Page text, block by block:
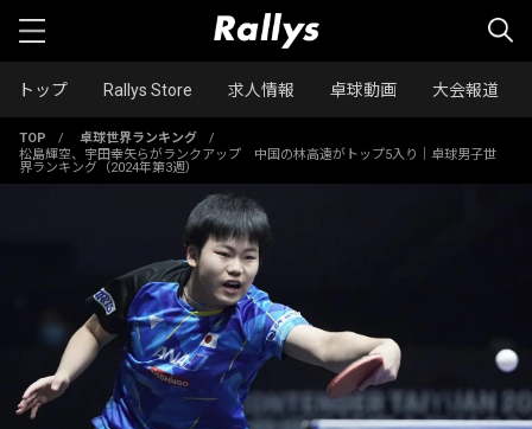
トップ Rallys Store 求人情報 卓球動画 大会報道
TOP / 卓球世界ランキング
/
松島輝空、宇田幸矢らがランクアップ 中国の林高遠がトップ5入り｜卓球男子世
界ランキング（2024年第3週）